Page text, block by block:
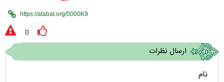
0
ارسال نظرات
نام